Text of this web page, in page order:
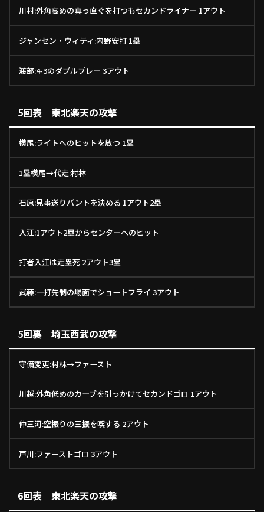
川村:外角高めの真っ直ぐを打つもセカンドライナー 1アウト
ジャンセン・ウィティ:内野安打 1塁
渡部:4-3のダブルプレー 3アウト
5回表 東北楽天の攻撃
横尾:ライトへのヒットを放つ 1塁
1塁横尾→代走:村林
石原:見事送りバントを決める 1アウト2塁
入江:1アウト2塁からセンターへのヒット
打者入江は走塁死 2アウト3塁
武藤:一打先制の場面でショートフライ 3アウト
5回裏 埼玉西武の攻撃
守備変更:村林→ファースト
川越:外角低めのカーブを引っかけてセカンドゴロ 1アウト
仲三河:空振りの三振を喫する 2アウト
戸川:ファーストゴロ 3アウト
6回表 東北楽天の攻撃